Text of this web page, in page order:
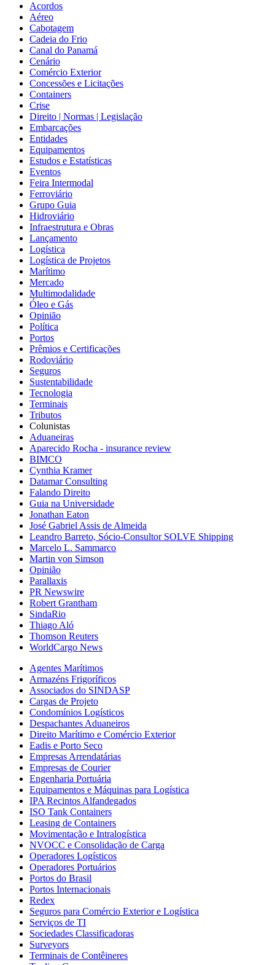
Acordos
Aéreo
Cabotagem
Cadeia do Frio
Canal do Panamá
Cenário
Comércio Exterior
Concessões e Licitações
Containers
Crise
Direito | Normas | Legislação
Embarcações
Entidades
Equipamentos
Estudos e Estatísticas
Eventos
Feira Intermodal
Ferroviário
Grupo Guia
Hidroviário
Infraestrutura e Obras
Lançamento
Logística
Logística de Projetos
Marítimo
Mercado
Multimodalidade
Óleo e Gás
Opinião
Política
Portos
Prêmios e Certificações
Rodoviário
Seguros
Sustentabilidade
Tecnologia
Terminais
Tributos
Colunistas
Aduaneiras
Aparecido Rocha - insurance review
BIMCO
Cynthia Kramer
Datamar Consulting
Falando Direito
Guia na Universidade
Jonathan Eaton
José Gabriel Assis de Almeida
Leandro Barreto, Sócio-Consultor SOLVE Shipping
Marcelo L. Sammarco
Martin von Simson
Opinião
Parallaxis
PR Newswire
Robert Grantham
SindaRio
Thiago Aló
Thomson Reuters
WorldCargo News
Agentes Marítimos
Armazéns Frigoríficos
Associados do SINDASP
Cargas de Projeto
Condomínios Logísticos
Despachantes Aduaneiros
Direito Marítimo e Comércio Exterior
Eadis e Porto Seco
Empresas Arrendatárias
Empresas de Courier
Engenharia Portuária
Equipamentos e Máquinas para Logística
IPA Recintos Alfandegados
ISO Tank Containers
Leasing de Containers
Movimentação e Intralogística
NVOCC e Consolidação de Carga
Operadores Logísticos
Operadores Portuários
Portos do Brasil
Portos Internacionais
Redex
Seguros para Comércio Exterior e Logística
Serviços de TI
Sociedades Classificadoras
Surveyors
Terminais de Contêineres